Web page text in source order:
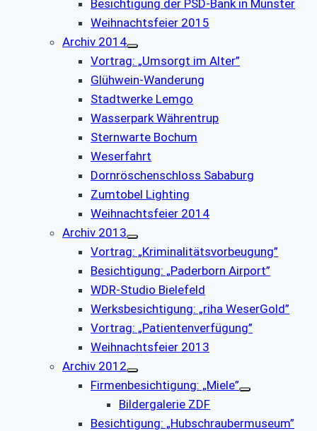
Besichtigung der PSD-Bank in Münster
Weihnachtsfeier 2015
Archiv 2014
Vortrag: „Umsorgt im Alter”
Glühwein-Wanderung
Stadtwerke Lemgo
Wasserpark Währentrup
Sternwarte Bochum
Weserfahrt
Dornröschenschloss Sababurg
Zumtobel Lighting
Weihnachtsfeier 2014
Archiv 2013
Vortrag: „Kriminalitätsvorbeugung”
Besichtigung: „Paderborn Airport”
WDR-Studio Bielefeld
Werksbesichtigung: „riha WeserGold”
Vortrag: „Patientenverfügung”
Weihnachtsfeier 2013
Archiv 2012
Firmenbesichtigung: „Miele”
Bildergalerie ZDF
Besichtigung: „Hubschraubermuseum”